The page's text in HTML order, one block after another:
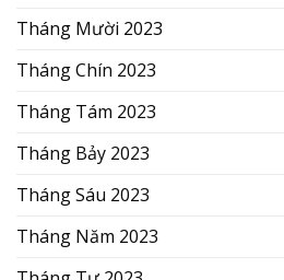
Tháng Mười 2023
Tháng Chín 2023
Tháng Tám 2023
Tháng Bảy 2023
Tháng Sáu 2023
Tháng Năm 2023